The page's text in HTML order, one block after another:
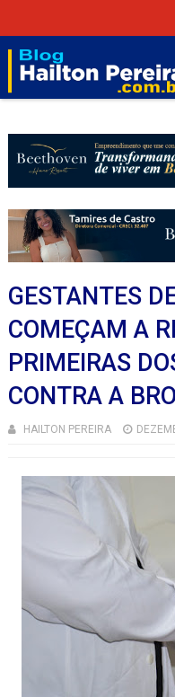
GESTANTES
COMEÇAM A
PRIMEIRAS
CONTRA A
HAILTON PEREIRA